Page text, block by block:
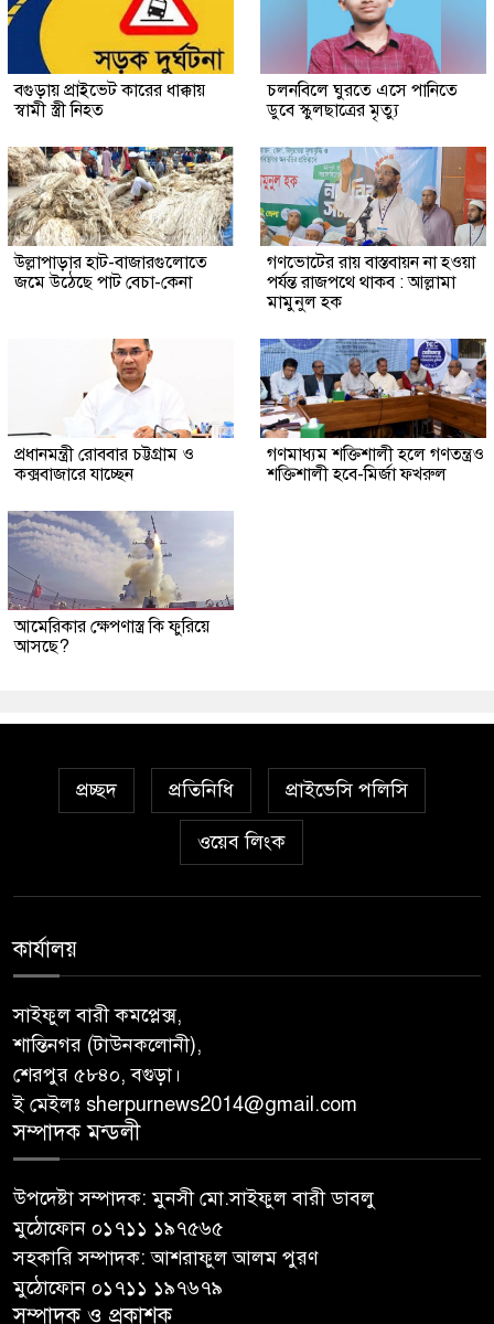
বগুড়ায় প্রাইভেট কারের ধাক্কায়
স্বামী স্ত্রী নিহত
চলনবিলে ঘুরতে এসে পানিতে
ডুবে স্কুলছাত্রের মৃত্যু
উল্লাপাড়ার হাট-বাজারগুলোতে
জমে উঠেছে পাট বেচা-কেনা
গণভোটের রায় বাস্তবায়ন না হওয়া
পর্যন্ত রাজপথে থাকব : আল্লামা
মামুনুল হক
প্রধানমন্ত্রী রোববার চট্টগ্রাম ও
কক্সবাজারে যাচ্ছেন
গণমাধ্যম শক্তিশালী হলে গণতন্ত্রও
শক্তিশালী হবে-মির্জা ফখরুল
আমেরিকার ক্ষেপণাস্ত্র কি ফুরিয়ে
আসছে?
প্রচ্ছদ প্রতিনিধি প্রাইভেসি পলিসি
ওয়েব লিংক
কার্যালয়
সাইফুল বারী কমপ্লেক্স,
শান্তিনগর (টাউনকলোনী),
শেরপুর ৫৮৪০, বগুড়া।
ই মেইলঃ sherpurnews2014@gmail.com
সম্পাদক মন্ডলী
উপদেষ্টা সম্পাদক: মুনসী মো.সাইফুল বারী ডাবলু
মুঠোফোন ০১৭১১ ১৯৭৫৬৫
সহকারি সম্পাদক: আশরাফুল আলম পুরণ
মুঠোফোন ০১৭১১ ১৯৭৬৭৯
সম্পাদক ও প্রকাশক